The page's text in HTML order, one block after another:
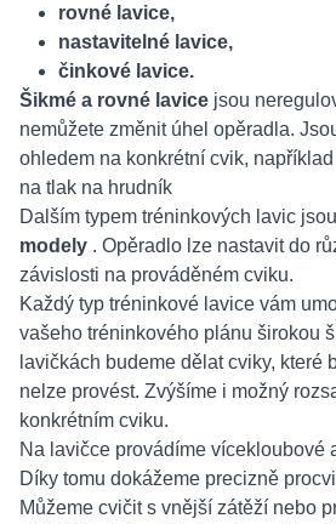
rovné lavice,
nastavitelné lavice,
činkové lavice.
Šikmé a rovné lavice jsou
nemůžete změnit úhel opěradla.
ohledem na konkrétní cvik,
na tlak na hrudník
Dalším typem tréninkových lavic jsou
modely . Opěradlo lze nastavit do
závislosti na prováděném cviku.
Každý typ tréninkové lavice vám
vašeho tréninkového plánu širokou
lavičkách budeme dělat cviky, které
nelze provést. Zvýšíme i možný
konkrétním cviku.
Na lavičce provádíme vícekloubové
Díky tomu dokážeme precizně
Můžeme cvičit s vnější zátěží nebo